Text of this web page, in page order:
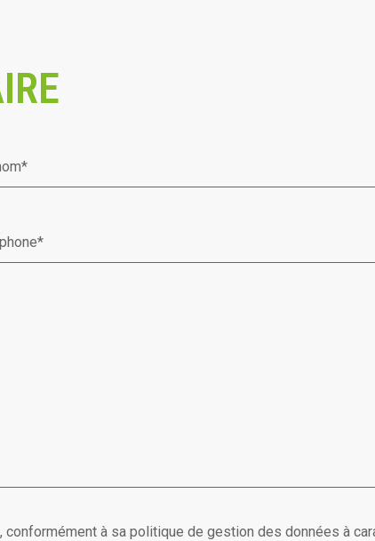
à sa politique de gestion des données à